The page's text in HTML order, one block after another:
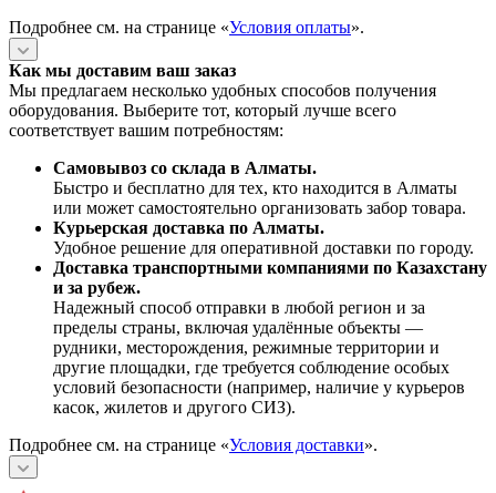
Подробнее см. на странице «Условия оплаты».
Как мы доставим ваш заказ
Мы предлагаем несколько удобных способов получения
оборудования. Выберите тот, который лучше всего
соответствует вашим потребностям:
Самовывоз со склада в Алматы.
Быстро и бесплатно для тех, кто находится в Алматы
или может самостоятельно организовать забор товара.
Курьерская доставка по Алматы.
Удобное решение для оперативной доставки по городу.
Доставка транспортными компаниями по Казахстану
и за рубеж.
Надежный способ отправки в любой регион и за
пределы страны, включая удалённые объекты —
рудники, месторождения, режимные территории и
другие площадки, где требуется соблюдение особых
условий безопасности (например, наличие у курьеров
касок, жилетов и другого СИЗ).
Подробнее см. на странице «Условия доставки».